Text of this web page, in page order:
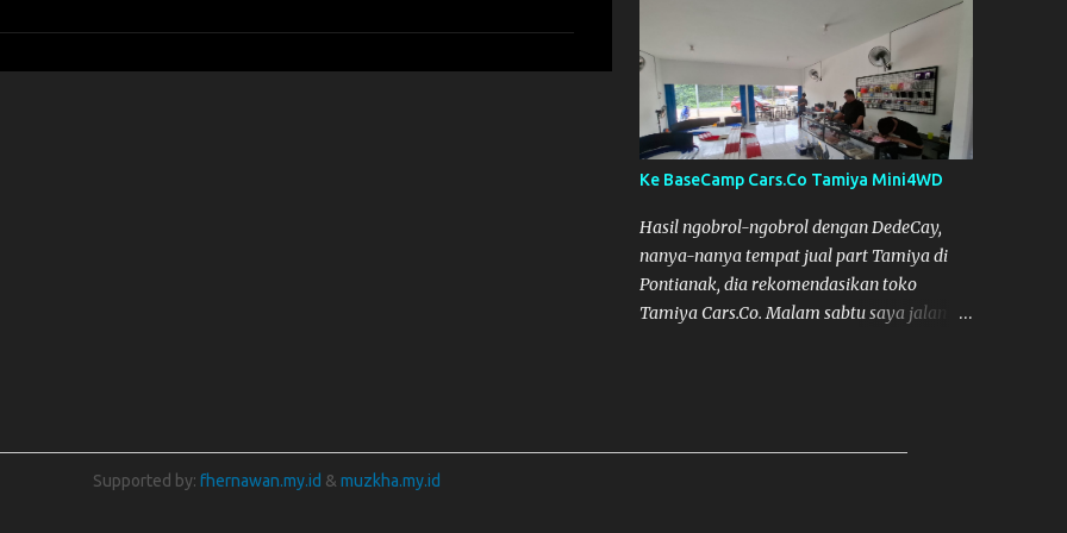
pinjam SKYRC NC2200. Alat Cas yang kami
pinjam ini bagus, pengisian Baterainya bisa
lebih maksimal, mobil jadi lebih kencang.
SKYRC NC2200
Ke BaseCamp Cars.Co Tamiya Mini4WD
Hasil ngobrol-ngobrol dengan DedeCay,
nanya-nanya tempat jual part Tamiya di
Pontianak, dia rekomendasikan toko
Tamiya Cars.Co. Malam sabtu saya jalan
Supported by: fhernawan.my.id & muzkha.my.id